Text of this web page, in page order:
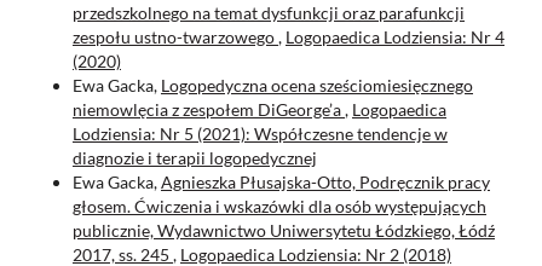
przedszkolnego na temat dysfunkcji oraz parafunkcji
zespołu ustno-twarzowego, Logopaedica Lodziensia: Nr 4
(2020)
Ewa Gacka, Logopedyczna ocena sześciomiesięcznego
niemowlęcia z zespołem DiGeorge’a, Logopaedica
Lodziensia: Nr 5 (2021): Współczesne tendencje w
diagnozie i terapii logopedycznej
Ewa Gacka,Agnieszka Płusajska-Otto, Podręcznik pracy
głosem. Ćwiczenia i wskazówki dla osób występujących
publicznie, Wydawnictwo Uniwersytetu Łódzkiego, Łódź
2017, ss. 245 , Logopaedica Lodziensia: Nr 2 (2018)